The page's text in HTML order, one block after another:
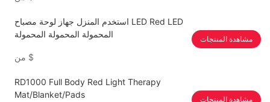
استخدم المنزل جهاز لوحة مصباح LED Red LED
المحمولة المحمولة المحمولة
$
مشاهدة المنتجات
RD1000 Full Body Red Light Therapy
Mat/Blanket/Pads
مشاهدة المنتجات